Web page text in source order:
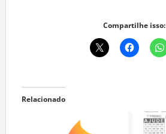
Compartilhe isso:
Relacionado